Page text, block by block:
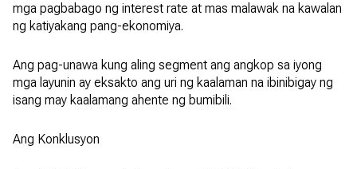
mga pagbabago ng interest rate at mas malawak na kawalan
ng katiyakang pang-ekonomiya.
Ang pag-unawa kung aling segment ang angkop sa iyong
mga layunin ay eksakto ang uri ng kaalaman na ibinibigay ng
isang may kaalamang ahente ng bumibili.
Ang Konklusyon